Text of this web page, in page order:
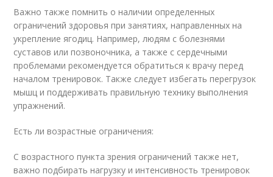
Важно также помнить о наличии определенных
ограничений здоровья при занятиях, направленных на
укрепление ягодиц. Например, людям с болезнями
суставов или позвоночника, а также с сердечными
проблемами рекомендуется обратиться к врачу перед
началом тренировок. Также следует избегать перегрузок
мышц и поддерживать правильную технику выполнения
упражнений.
Есть ли возрастные ограничения:
С возрастного пункта зрения ограничений также нет,
важно подбирать нагрузку и интенсивность тренировок